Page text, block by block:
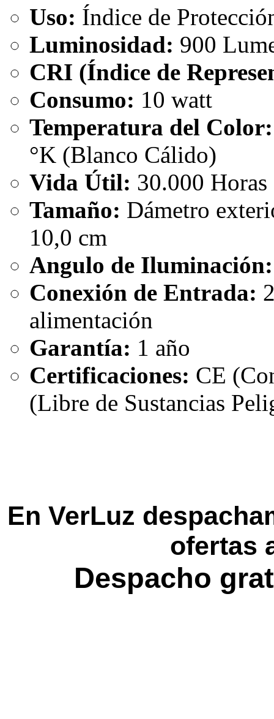
Uso: Índice de
Luminosidad: 900
CRI (Índice de
Consumo: 10 watt
Temperatura del Color:
°K (Blanco Cálido)
Vida Útil: 30.000 Horas
Tamaño: Dámetro
10,0 cm
Angulo de Iluminación:
Conexión de Entrada:
alimentación
Garantía: 1 año
Certificaciones: CE
(Libre de Sustancias
En VerLuz
ofertas
Despacho